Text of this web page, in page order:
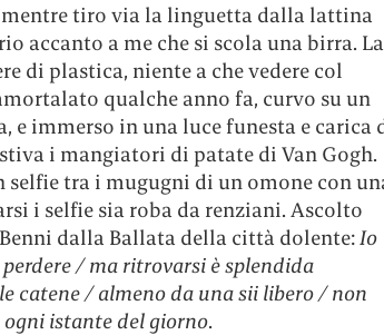
mentre tiro via la linguetta dalla lattina
accanto a me che si scola una birra. La
di plastica, niente a che vedere col
qualche anno fa, curvo su un
e immerso in una luce funesta e carica
i mangiatori di patate di Van Gogh.
selfie tra i mugugni di un omone con
i selfie sia roba da renziani. Ascolto
dalla Ballata della città dolente:Io
/ ma ritrovarsi è splendida
catene / almeno da una sii libero / non
ogni istante del giorno.